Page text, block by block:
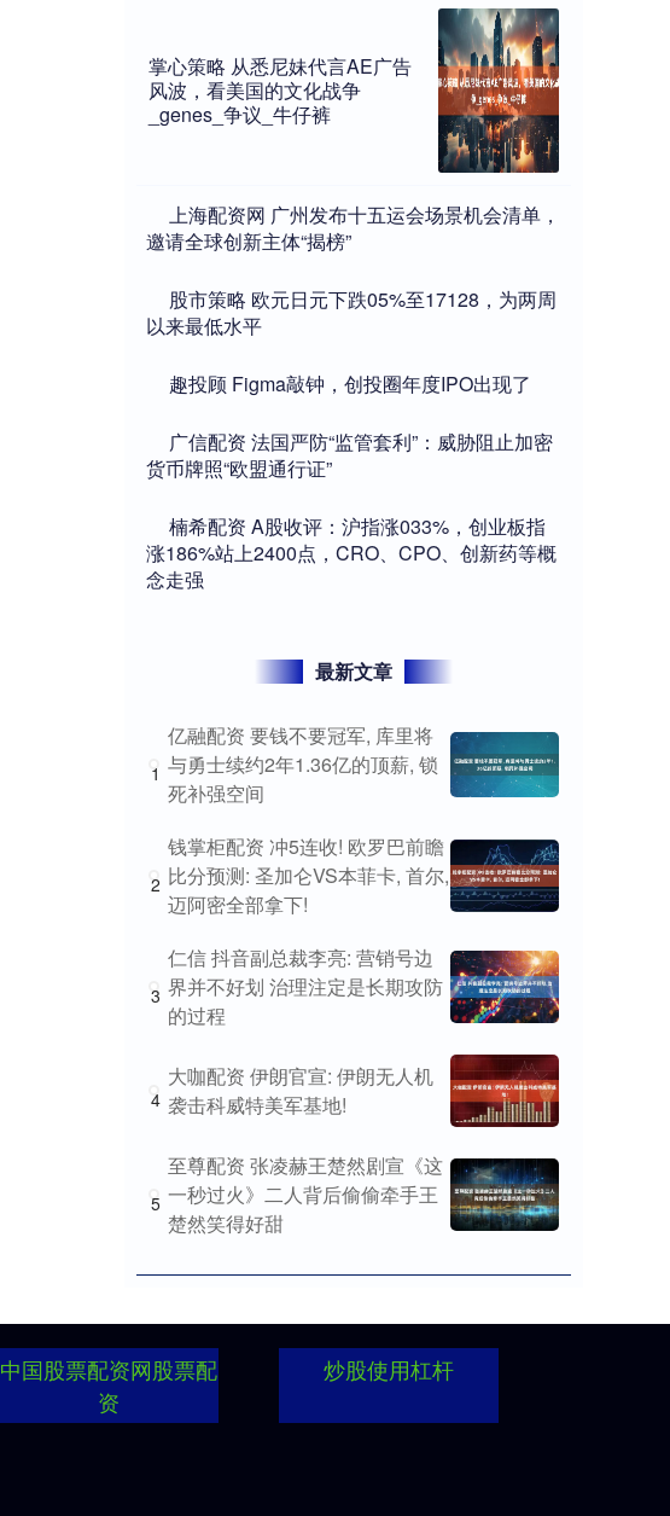
掌心策略 从悉尼妹代言AE广告
风波，看美国的文化战争
_genes_争议_牛仔裤
​上海配资网 广州发布十五运会场景机会清单，
邀请全球创新主体“揭榜”
​股市策略 欧元日元下跌05%至17128，为两周
以来最低水平
​趣投顾 Figma敲钟，创投圈年度IPO出现了
​广信配资 法国严防“监管套利”：威胁阻止加密
货币牌照“欧盟通行证”
​楠希配资 A股收评：沪指涨033%，创业板指
涨186%站上2400点，CRO、CPO、创新药等概
念走强
最新文章
1
亿融配资 要钱不要冠军, 库里将
与勇士续约2年1.36亿的顶薪, 锁
死补强空间
2
钱掌柜配资 冲5连收! 欧罗巴前瞻
比分预测: 圣加仑VS本菲卡, 首尔,
迈阿密全部拿下!
3
仁信 抖音副总裁李亮: 营销号边
界并不好划 治理注定是长期攻防
的过程
4
大咖配资 伊朗官宣: 伊朗无人机
袭击科威特美军基地!
5
至尊配资 张凌赫王楚然剧宣《这
一秒过火》二人背后偷偷牵手王
楚然笑得好甜
中国股票配资网股票配
资
炒股使用杠杆